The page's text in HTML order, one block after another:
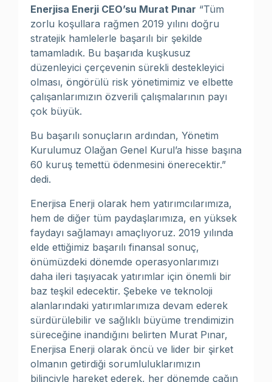
Enerjisa Enerji CEO’su Murat Pınar “Tüm
zorlu koşullara rağmen 2019 yılını doğru
stratejik hamlelerle başarılı bir şekilde
tamamladık. Bu başarıda kuşkusuz
düzenleyici çerçevenin sürekli destekleyici
olması, öngörülü risk yönetimimiz ve elbette
çalışanlarımızın özverili çalışmalarının payı
çok büyük.
Bu başarılı sonuçların ardından, Yönetim
Kurulumuz Olağan Genel Kurul’a hisse başına
60 kuruş temettü ödenmesini önerecektir.”
dedi.
Enerjisa Enerji olarak hem yatırımcılarımıza,
hem de diğer tüm paydaşlarımıza, en yüksek
faydayı sağlamayı amaçlıyoruz. 2019 yılında
elde ettiğimiz başarılı finansal sonuç,
önümüzdeki dönemde operasyonlarımızı
daha ileri taşıyacak yatırımlar için önemli bir
baz teşkil edecektir. Şebeke ve teknoloji
alanlarındaki yatırımlarımıza devam ederek
sürdürülebilir ve sağlıklı büyüme trendimizin
süreceğine inandığını belirten Murat Pınar,
Enerjisa Enerji olarak öncü ve lider bir şirket
olmanın getirdiği sorumluluklarımızın
bilinciyle hareket ederek, her dönemde çağın